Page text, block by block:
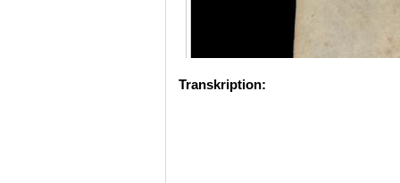
Transkription: